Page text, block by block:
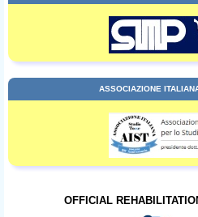
ASSOCIAZIONE
OFFICIAL